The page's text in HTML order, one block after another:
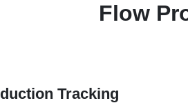
Flow
Tracking